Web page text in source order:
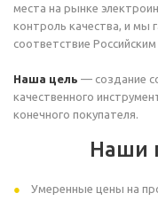
места на рынке
контроль качества, и мы
соответствие
Наша цель — создание
качественного
конечного покупателя.
Наши
Умеренные цены на